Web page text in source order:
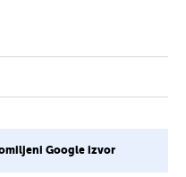
omiljeni Google izvor